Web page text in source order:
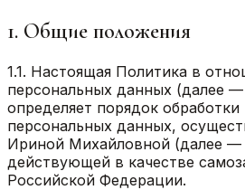
1. Общие положения
1.1. Настоящая Политика в
персональных данных (далее
определяет порядок
персональных данных,
Ириной Михайловной (далее —
действующей в качестве
Российской Федерации.